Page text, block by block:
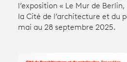
Productions et innovation
l’exposition « Le Mur de
la Cité de l’architecture et du
mai au 28 septembre 2025.